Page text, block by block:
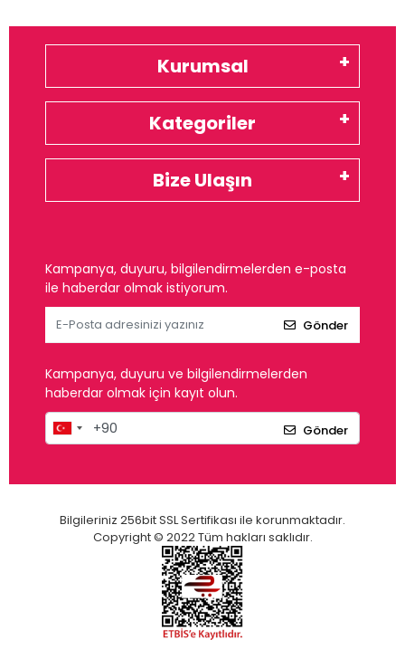
Kurumsal
Kategoriler
Bize Ulaşın
Kampanya, duyuru, bilgilendirmelerden e-posta
ile haberdar olmak istiyorum.
Gönder
Kampanya, duyuru ve bilgilendirmelerden
haberdar olmak için kayıt olun.
Gönder
Bilgileriniz 256bit SSL Sertifikası ile korunmaktadır.
Copyright © 2022 Tüm hakları saklıdır.